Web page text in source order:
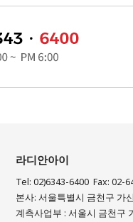
라디안아이
Tel: 02)6343-6400 Fax:
본사: 서울특별시 금천구 가
계측사업부 : 서울시 금천구